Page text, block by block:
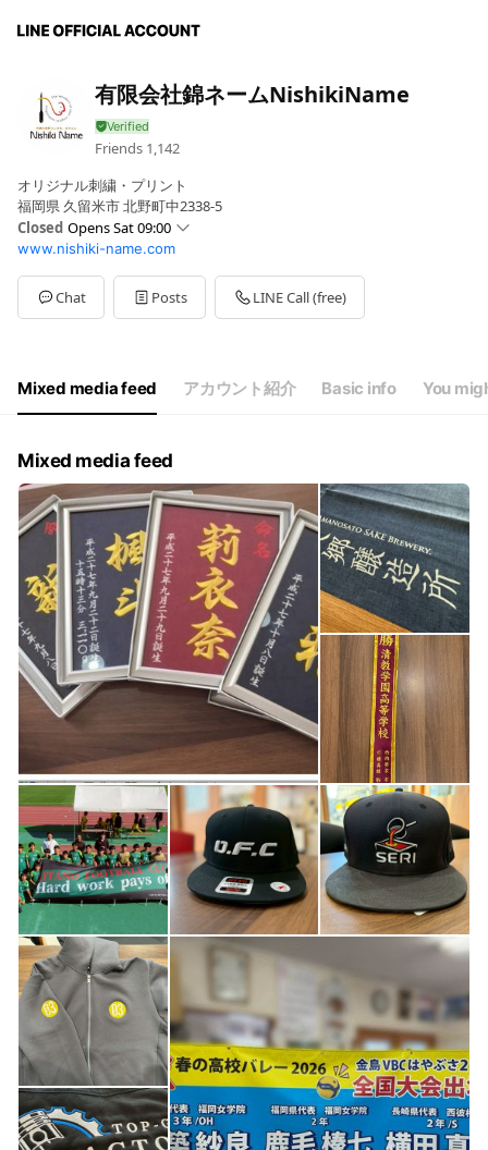
有限会社錦ネームNishikiName
Friends 1,142
オリジナル刺繍・プリント
福岡県 久留米市 北野町中2338-5
Closed Opens Sat 09:00
Mon09:00 - 18:
Sat09:00 - 18:
Sun00:00 - 00:00
定休日
www.nishiki-name.com
Chat Posts LINE Call (free)
Mixed media feed アカウント紹介 Basic info You
Mixed media feed